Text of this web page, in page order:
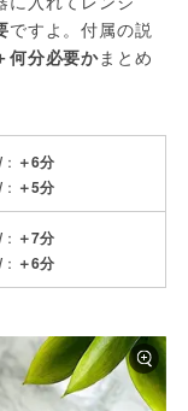
ですよ。付属の説
何分必要かまとめ
＋6分
＋5分
＋7分
＋6分